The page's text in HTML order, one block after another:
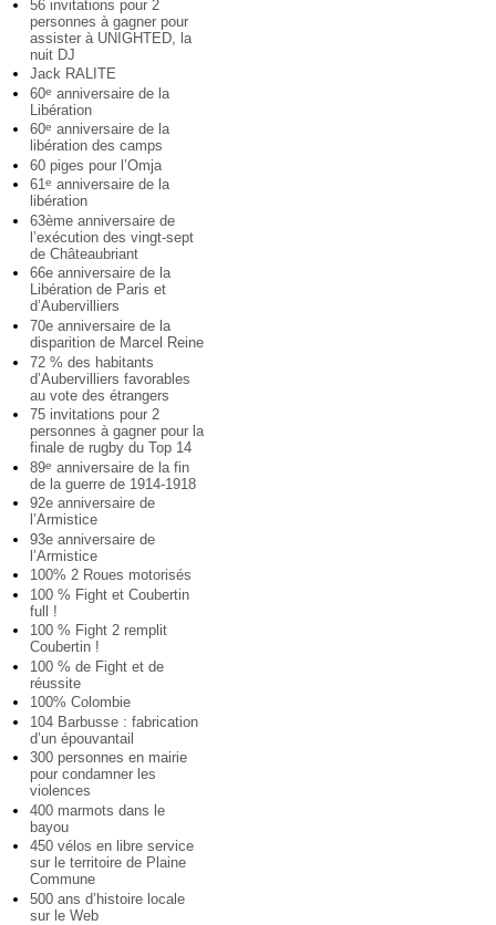
56 invitations pour 2
personnes à gagner pour
assister à UNIGHTED, la
nuit DJ
Jack RALITE
60e anniversaire de la
Libération
60e anniversaire de la
libération des camps
60 piges pour l’Omja
61e anniversaire de la
libération
63ème anniversaire de
l’exécution des vingt-sept
de Châteaubriant
66e anniversaire de la
Libération de Paris et
d’Aubervilliers
70e anniversaire de la
disparition de Marcel Reine
72 % des habitants
d’Aubervilliers favorables
au vote des étrangers
75 invitations pour 2
personnes à gagner pour la
finale de rugby du Top 14
89e anniversaire de la fin
de la guerre de 1914-1918
92e anniversaire de
l’Armistice
93e anniversaire de
l’Armistice
100% 2 Roues motorisés
100 % Fight et Coubertin
full !
100 % Fight 2 remplit
Coubertin !
100 % de Fight et de
réussite
100% Colombie
104 Barbusse : fabrication
d’un épouvantail
300 personnes en mairie
pour condamner les
violences
400 marmots dans le
bayou
450 vélos en libre service
sur le territoire de Plaine
Commune
500 ans d’histoire locale
sur le Web